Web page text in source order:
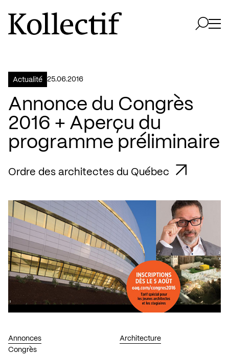
Aller à la page d'accueil
Logo Kollectif
Actualité 25.06.2016
Annonce du Congrès
2016 + Aperçu du
programme préliminaire
Ordre des architectes du Québec
Annonces
Congrès
Architecture